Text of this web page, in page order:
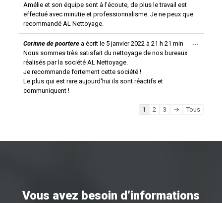
Amélie et son équipe sont à l’écoute, de plus le travail est
effectué avec minutie et professionnalisme. Je ne peux que
recommandé AL Nettoyage.
Corinne de poortere a écrit le5 janvier 2022 à 21 h 21 min
Nous sommes très satisfait du nettoyage de nos bureaux
réalisés par la société AL Nettoyage.
Je recommande fortement cette société !
Le plus qui est rare aujourd'hui ils sont réactifs et
communiquent !
...Ouvrir/
Navigation
1 2 3 → Tous
Vous avez besoin d’informations